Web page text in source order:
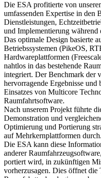
Die ESA profitierte von
umfassenden Expertise in den
Dienstleistungen,
und Implementierung während
Das optimale Design basierte
Betriebssystemen (PikeOS,
Hardwareplattformen
nahtlos in das bestehende
integriert. Der Benchmark der
hervorragende Ergebnisse und
Einsatzes von Multicore
Raumfahrtsoftware.
Nach unserem Projekt führte
Demonstration und
Optimierung und Portierung
auf Mehrkernplattformen durch.
Die ESA kann diese
anderer
portiert wird, in zukünftigen
vorherzusagen. Dies öffnet